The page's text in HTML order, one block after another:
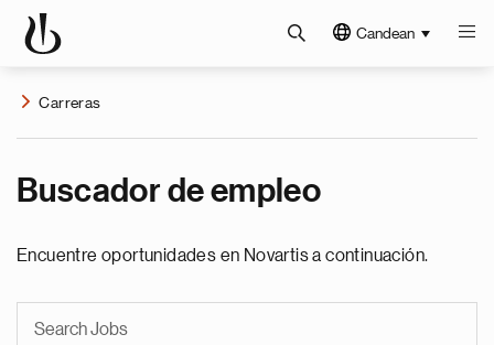
Candean
Carreras
Buscador de empleo
Encuentre oportunidades en Novartis a continuación.